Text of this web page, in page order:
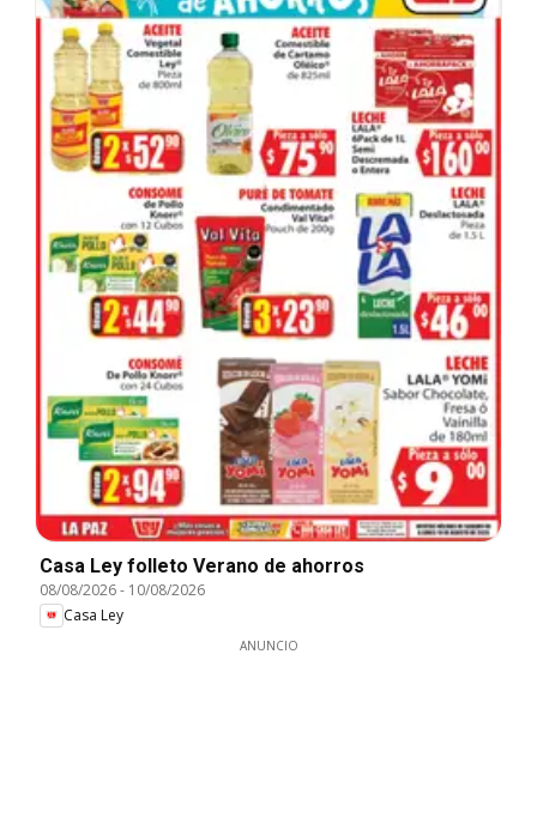
Casa Ley folleto Verano de ahorros
08/08/2026- 10/08/2026
Casa Ley
ANUNCIO